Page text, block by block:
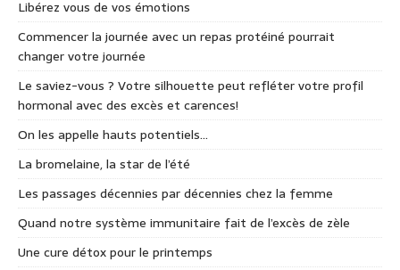
Libérez vous de vos émotions
Commencer la journée avec un repas protéiné pourrait
changer votre journée
Le saviez-vous ? Votre silhouette peut refléter votre profil
hormonal avec des excès et carences!
On les appelle hauts potentiels…
La bromelaine, la star de l’été
Les passages décennies par décennies chez la femme
Quand notre système immunitaire fait de l’excès de zèle
Une cure détox pour le printemps